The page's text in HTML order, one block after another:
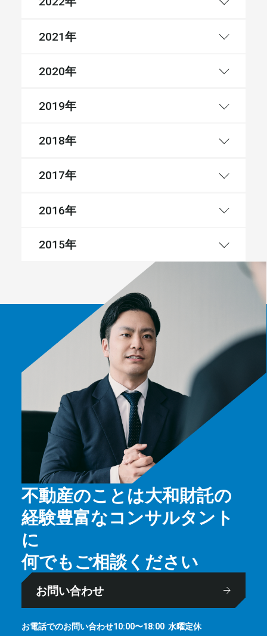
2021年
2020年
2019年
2018年
2017年
2016年
2015年
不動産のことは大和財託の
経験豊富なコンサルタント
に
何でもご相談ください
お問い合わせ
お電話でのお問い合わせ10:00〜18:00 ⽔曜定休